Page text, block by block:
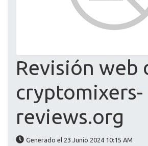
Revisión web
cryptomixers-
reviews.org
Generado el 23 Junio 2024 10:15 AM